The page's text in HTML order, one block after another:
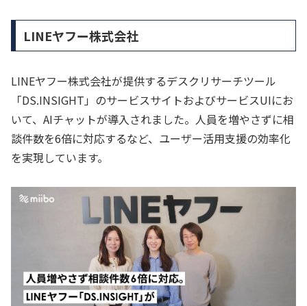
LINEヤフー株式会社
LINEヤフー株式会社が提供するデスクリサーチツール
「DS.INSIGHT」のサービスサイトおよびサービスUIにお
いて、AIチャットが導入されました。人員を増やさずに相
談件数を6倍に対応するなど、ユーザー活用支援の効率化
を実現しています。